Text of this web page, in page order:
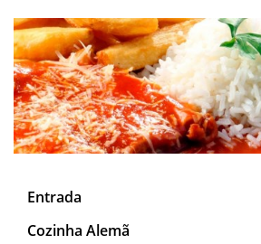
Entrada
Cozinha Alemã